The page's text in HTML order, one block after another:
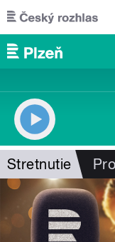
Přejít k hlavnímu
Stretnutie